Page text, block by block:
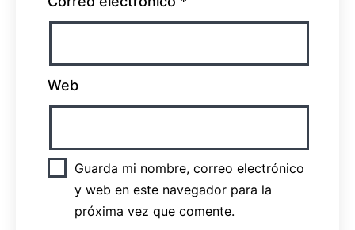
Web
Guarda mi nombre, correo electrónico
y web en este navegador para la
próxima vez que comente.